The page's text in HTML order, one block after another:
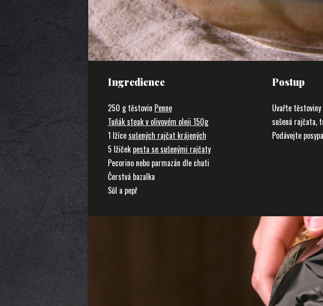
Ingredience
250 g těstovin Penne
Tuňák steak v olivovém oleji 150g
1 lžícesušených rajčat krájených
5 lžiček pesta se sušenými rajčaty
Pecorino nebo parmazán dle chuti
Čerstvá bazalka
Sůl a pepř
Postup
Uvařte
sušená rajčata,
Podávejte